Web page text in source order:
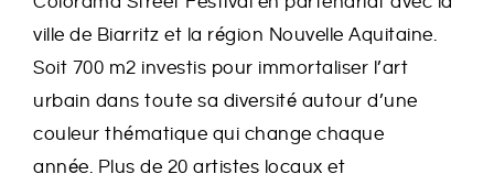
ville de Biarritz et la région Nouvelle Aquitaine.
Soit 700 m2 investis pour immortaliser l’art
urbain dans toute sa diversité autour d’une
couleur thématique qui change chaque
année. Plus de 20 artistes locaux et